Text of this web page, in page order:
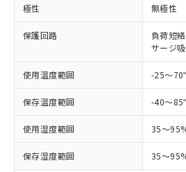
極性 無極性
保護回路
負荷短
サージ
使用温度範囲 -25～
保存温度範囲 -40～
使用湿度範囲 35～
保存湿度範囲 35～
ご利用条件
以下の条件をお読みいただ
ご利用ください。
対応済み：EU RoHS指
非含有に対応した製品が提
す。
対応予定：EU RoHS指令
有に対応した製品に切り替
対応予定なし：EU RoHS指
非含有に非対応の商品で、